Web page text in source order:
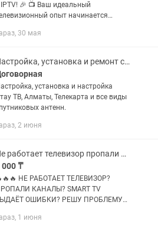
🎉 📺 Ваш идеальный
опыт начинается
сериалы, спорт, детские
30 мая
Настройка, установка и ремонт спутниковых антенн. ОтауТВ, Алматы, Телекарта
установка и настройка
ТВ, Алматы, Телекарта и все виды
антенн.
2 июня
Не работает телевизор пропали каналы smart tv выдаёт ошибки
000 ₸
НЕ РАБОТАЕТ ТЕЛЕВИЗОР?
КАНАЛЫ? SMART TV
ОШИБКИ? РЕШУ ПРОБЛЕМУ
Вы включаете
1 июня